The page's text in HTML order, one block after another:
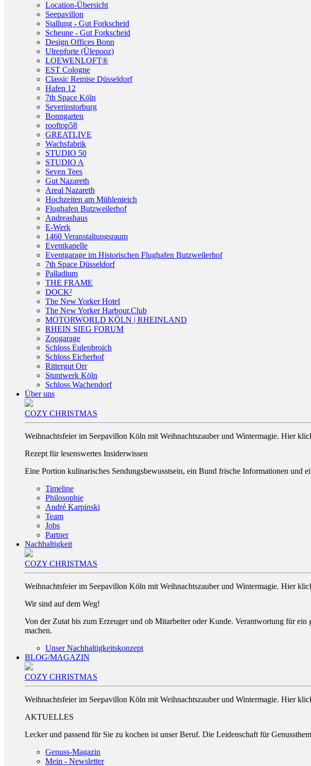
Location-Übersicht
Seepavillon
Stallung - Gut Forkscheid
Scheune - Gut Forkscheid
Design Offices Bonn
Ulrepforte (Ülepooz)
LOEWENLOFT®
EST Cologne
Classic Remise Düsseldorf
Hafen 12
7th Space Köln
Severinstorburg
Bonngarten
rooftop58
GREATLIVE
Wachsfabrik
STUDIO 50
STUDIO A
Seven Tees
Gut Nazareth
Areal Nazareth
Hochzeiten am Mühlenteich
Flughafen Butzweilerhof
Andreashaus
E-Werk
1460 Veranstaltungsraum
Eventkapelle
Eventgarage im Historischen Flughafen Butzweilerhof
7th Space Düsseldorf
Palladium
THE FRAME
DOCK²
The New Yorker Hotel
The New Yorker Harbour.Club
MOTORWORLD KÖLN | RHEINLAND
RHEIN SIEG FORUM
Zoogarage
Schloss Eulenbroich
Schloss Eicherhof
Rittergut Orr
Stuntwerk Köln
Schloss Wachendorf
Über uns
COZY CHRISTMAS
Weihnachtsfeier im Seepavillon Köln mit Weihnachtszauber und Wintermagie. Hier
Rezept für lesenswertes Insiderwissen
Eine Portion kulinarisches Sendungsbewusstsein, ein Bund frische Informationen und
Timeline
Philosophie
André Karpinski
Team
Jobs
Partner
Nachhaltigkeit
COZY CHRISTMAS
Weihnachtsfeier im Seepavillon Köln mit Weihnachtszauber und Wintermagie. Hier
Wir sind auf dem Weg!
Von der Zutat bis zum Erzeuger und ob Mitarbeiter oder Kunde. Verantwortung für
machen.
Unser Nachhaltigkeitskonzept
BLOG/MAGAZIN
COZY CHRISTMAS
Weihnachtsfeier im Seepavillon Köln mit Weihnachtszauber und Wintermagie. Hier
AKTUELLES
Lecker und passend für Sie zu kochen ist unser Beruf. Die Leidenschaft für
Genuss-Magazin
Mein - Newsletter